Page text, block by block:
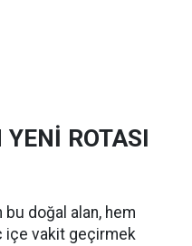
YENİ ROTASI
bu doğal alan, hem
içe vakit geçirmek